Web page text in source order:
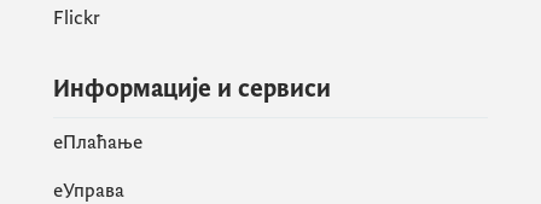
Flickr
Информације и сервиси
eПлаћање
еУправа